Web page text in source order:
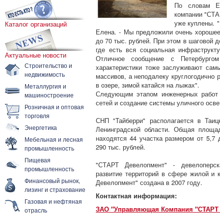
Каталог организаций
Актуальные новости
Строительство и
недвижимость
Металлургия и
машиностроение
Розничная и оптовая
торговля
Энергетика
Мебельная и лесная
промышленность
Пищевая
промышленность
Финансовый рынок,
лизинг и страхование
Газовая и нефтяная
отрасль
По словам
компании
уже куплены.
Елена. - Мы предложили очень хорошее
до 70 тыс. рублей. При этом в шаговой
где есть вся социальная
Отличное сообщение с
характеристики тоже заслуживают
массивов, а неподалеку
в озере, зимой катайся на лыжах".
Следующим этапом инженерных работ
сетей и создание системы уличного
СНП "Тайберри" располагается в
Ленинградской области. Общая
находятся 44 участка размером от 5,7
290 тыс. рублей.
"СТАРТ Девелопмент" -
развитие территорий в сфере жилой
Девелопмент" создана в 2007 году.
Контактная информация:
ЗАО "Управляющая Компания "СТАРТ